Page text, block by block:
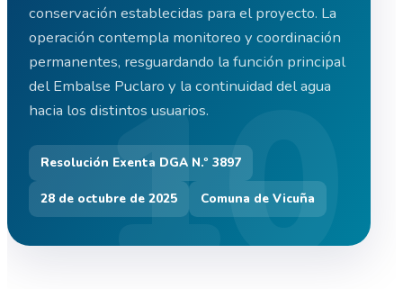
conservación establecidas para el proyecto. La
operación contempla monitoreo y coordinación
permanentes, resguardando la función principal
del Embalse Puclaro y la continuidad del agua
hacia los distintos usuarios.
Resolución Exenta DGA N.º 3897
28 de octubre de 2025 Comuna de Vicuña